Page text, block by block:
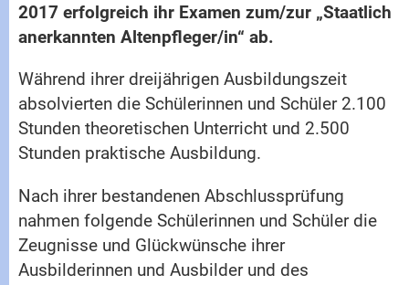
2017 erfolgreich ihr Examen zum/zur „Staatlich
anerkannten Altenpfleger/in“ ab.
Während ihrer dreijährigen Ausbildungszeit
absolvierten die Schülerinnen und Schüler 2.100
Stunden theoretischen Unterricht und 2.500
Stunden praktische Ausbildung.
Nach ihrer bestandenen Abschlussprüfung
nahmen folgende Schülerinnen und Schüler die
Zeugnisse und Glückwünsche ihrer
Ausbilderinnen und Ausbilder und des